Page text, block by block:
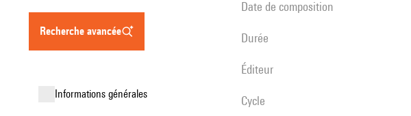
recherche avancée
informations générales
date de composition
durée
éditeur
Cycle